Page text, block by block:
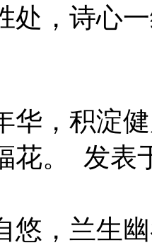
处，诗心
华，积淀
花。 发表
悠，兰生